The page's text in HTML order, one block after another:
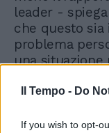
Il Tempo - Do
If you wish to opt-
leader -
che questo
problema
una situazione